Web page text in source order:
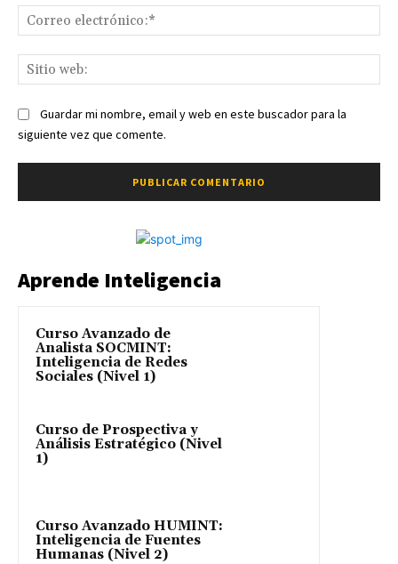
Guardar mi nombre, email y web en este buscador para la
siguiente vez que comente.
Aprende Inteligencia
Curso Avanzado de
Analista SOCMINT:
Inteligencia de Redes
Sociales (Nivel 1)
Curso de Prospectiva y
Análisis Estratégico (Nivel
1)
Curso Avanzado HUMINT:
Inteligencia de Fuentes
Humanas (Nivel 2)